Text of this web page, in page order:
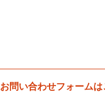
お問い合わせフォームは